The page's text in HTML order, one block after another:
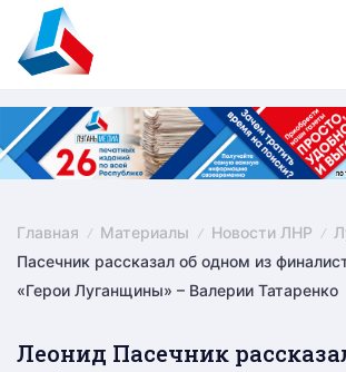
content
Главная Материалы Новости ЛНР
Пасечник рассказал об одном из
«Герои Луганщины» – Валерии Татаренко
Леонид Пасечник